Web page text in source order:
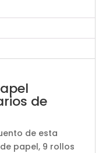
de
de esta
papel, 9 rollos